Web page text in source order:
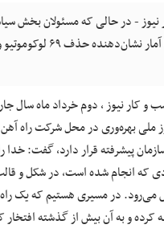
- در حالی که مسئولان بخش
حذف ۶۹ لوکوموتیو و کاهش بهره‌وری در این بخش است.
و کار نیوز ، دوم خرداد ماه سال
ملی بهره‌وری در محل شرکت راه
پیشرفته قرار دارد، گفت: خدا
که انجام شده است، در شکل و
می‌رود. در مسیری هستیم که یک
کرده و به آن بیش از گذشته افتخار